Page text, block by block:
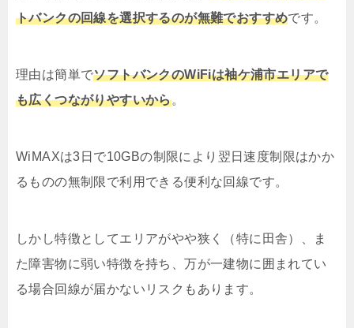
トバンクの回線を選択するのが無難でおすすめです。
理由は簡単でソフトバンクのWiFiは袖ケ浦市エリアで
も広くつながりやすいから。
WiMAXは3日で10GBの制限により翌日速度制限はかか
るものの無制限で利用できる便利な回線です。
しかし特徴としてエリアがやや狭く（特に田舎）、ま
た障害物に弱い特徴を持ち、万が一建物に囲まれてい
る場合回線が届かないリスクもあります。